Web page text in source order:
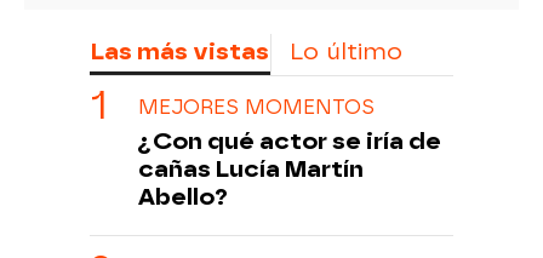
Las más vistas Lo último
MEJORES MOMENTOS
¿Con qué actor se iría de
cañas Lucía Martín
Abello?